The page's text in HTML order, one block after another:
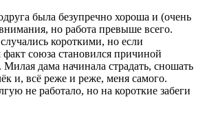
была безупречно хороша и (очень
но работа превыше всего.
короткими, но если
факт союза становился причиной
дама начинала страдать, сношать
и, всё реже и реже, меня самого.
не работало, но на короткие забеги